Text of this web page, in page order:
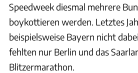
Speedweek diesmal mehrere
boykottieren werden. Letztes
beispielsweise Bayern nicht
fehlten nur Berlin und das
Blitzermarathon.